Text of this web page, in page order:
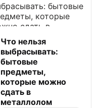
Что нельзя
выбрасывать:
бытовые
предметы,
которые можно
сдать в
металлолом